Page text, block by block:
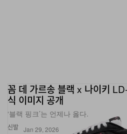
신발
꼼 데 가르송 블랙 x 나이키
식 이미지 공개
‘블랙 핑크’는 언제나 옳다.
Jan 29, 2026